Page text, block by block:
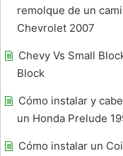
remolque de un
Chevrolet 2007
Chevy Vs Small
Block
Cómo instalar y
un Honda Prelude
Cómo instalar un